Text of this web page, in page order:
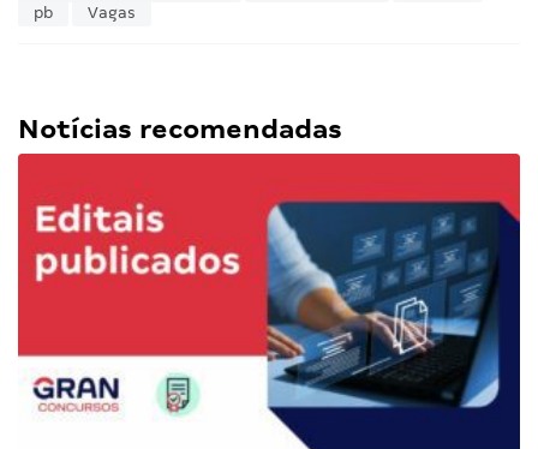
pb Vagas
Notícias recomendadas